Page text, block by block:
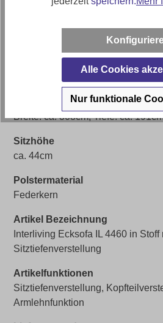
Ja (solange Vorrat reicht)
Artikelabmessungen
Breite: ca. 308cm, Tiefe: ca.
Sitzhöhe
ca. 44cm
Polstermaterial
Federkern
Artikel Bezeichnung
Interliving Ecksofa IL 4460 in Stoff
Sitztiefenverstellung
Artikelfunktionen
Sitztiefenverstellung,
Armlehnfunktion
Alle Cookies
Nur funktionale